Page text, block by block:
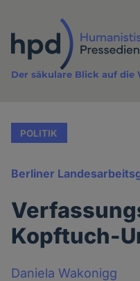
Inhalt
Der säkulare Blick auf die
POLITIK
Berliner
Kopftuch-
Daniela Wakonigg